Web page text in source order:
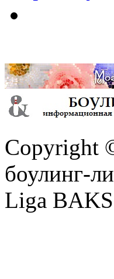
Copyright
боулинг-
Liga